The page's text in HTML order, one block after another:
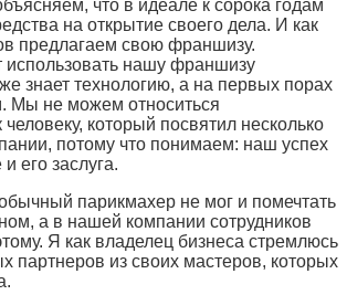
что в идеале к сорока годам
на открытие своего дела. И как
предлагаем свою франшизу.
использовать нашу франшизу
знает технологию, а на первых порах
Мы не можем относиться
человеку, который посвятил несколько
потому что понимаем: наш успех
его заслуга.
парикмахер не мог и помечтать
а в нашей компании сотрудников
Я как владелец бизнеса стремлюсь
партнеров из своих мастеров, которых